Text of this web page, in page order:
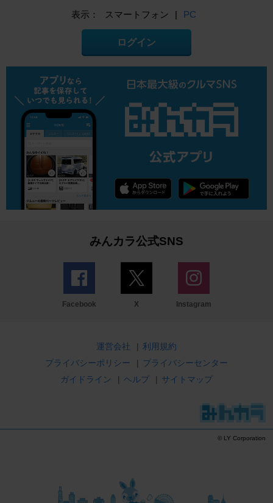
表示： スマートフォン | PC
ログイン
みんカラ公式SNS
Facebook X Instagram
運営会社 | 利用規約
プライバシーポリシー
| プライバシーセンター
ガイドライン
| ヘルプ | サイトマップ
© LY Corporation